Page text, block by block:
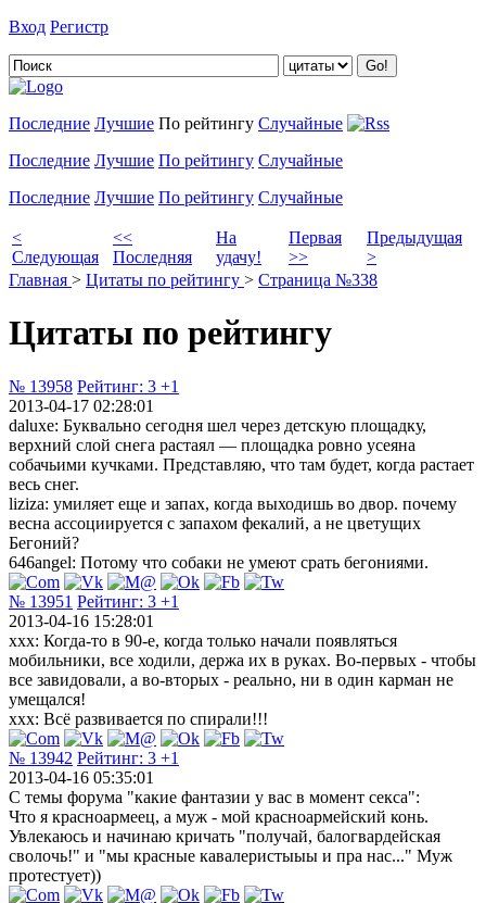
Вход Регистр
Последние Лучшие По рейтингу Случайные
Последние Лучшие По рейтингу Случайные
Последние Лучшие По рейтингу Случайные
<
Следующая
<<
Последняя
На
удачу!
Первая
>>
Предыдущая
>
Главная > Цитаты по рейтингу > Страница №338
Цитаты по рейтингу
№ 13958 Рейтинг: 3 +1
2013-04-17 02:28:01
daluxe: Буквально сегодня шел через детскую площадку,
верхний слой снега растаял — площадка ровно усеяна
собачьими кучками. Представляю, что там будет, когда растает
весь снег.
liziza: умиляет еще и запах, когда выходишь во двор. почему
весна ассоциируется с запахом фекалий, а не цветущих
Бегоний?
646angel: Потому что собаки не умеют срать бегониями.
№ 13951 Рейтинг: 3 +1
2013-04-16 15:28:01
xxx: Когда-то в 90-е, когда только начали появляться
мобильники, все ходили, держа их в руках. Во-первых - чтобы
все завидовали, а во-вторых - реально, ни в один карман не
умещался!
xxx: Всё развивается по спирали!!!
№ 13942 Рейтинг: 3 +1
2013-04-16 05:35:01
С темы форума "какие фантазии у вас в момент секса":
Что я красноармеец, а муж - мой красноармейский конь.
Увлекаюсь и начинаю кричать "получай, балогвардейская
сволочь!" и "мы красные кавалеристыыы и пра нас..." Муж
протестует))